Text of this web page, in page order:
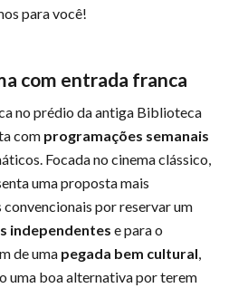
para você!
com entrada franca
no prédio da antiga Biblioteca
com programações semanais
Focada no cinema clássico,
uma proposta mais
por reservar um
independentes e para o
de uma pegada bem cultural,
uma boa alternativa por terem